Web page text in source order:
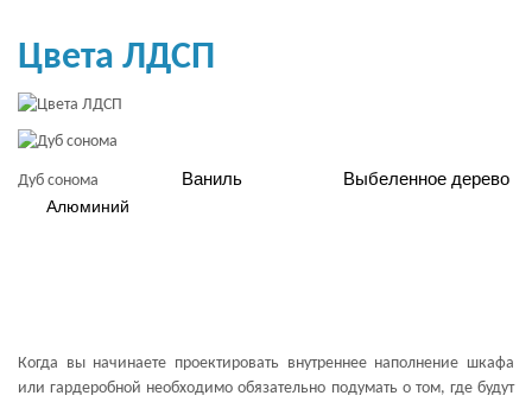
Цвета ЛДСП
Дуб сонома Ваниль Выбеленное дерево
Алюминий
Когда вы начинаете проектировать внутреннее наполнение шкафа
или гардеробной необходимо обязательно подумать о том, где будут